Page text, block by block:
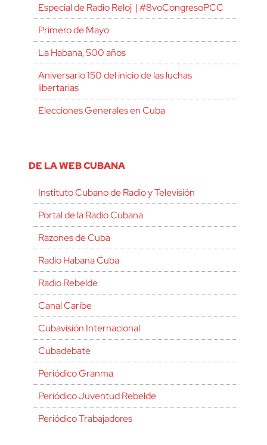
Especial de Radio Reloj | #8voCongresoPCC
Primero de Mayo
La Habana, 500 años
Aniversario 150 del inicio de las luchas
libertarias
Elecciones Generales en Cuba
DE LA WEB CUBANA
Instituto Cubano de Radio y Televisión
Portal de la Radio Cubana
Razones de Cuba
Radio Habana Cuba
Radio Rebelde
Canal Caribe
Cubavisión Internacional
Cubadebate
Periódico Granma
Periódico Juventud Rebelde
Periódico Trabajadores